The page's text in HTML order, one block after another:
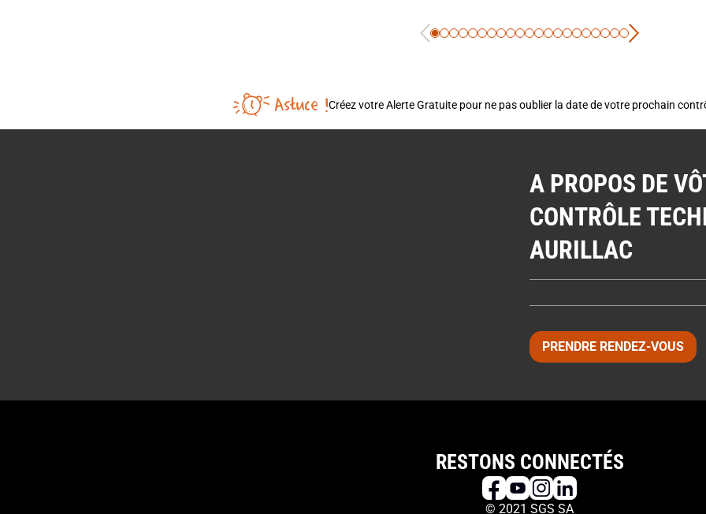
Créez votre Alerte Gratuite pour ne pas oublier la date de votre prochain
A PROPOS DE
CONTRÔLE
AURILLAC
PRENDRE RENDEZ-VOUS
RESTONS CONNECTÉS
© 2021 SGS SA